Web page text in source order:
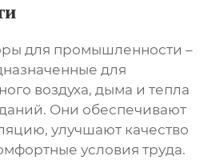
для промышленности –
для
воздуха, дыма и тепла
Они обеспечивают
улучшают качество
условия труда.